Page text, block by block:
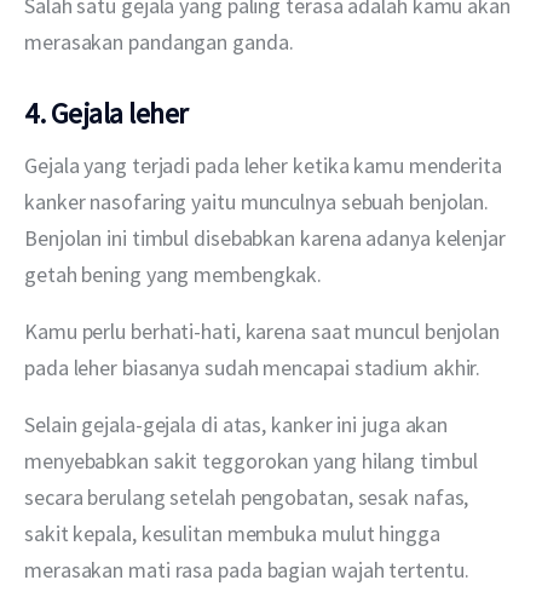
merasakan pandangan ganda.
4. Gejala leher
Gejala yang terjadi pada leher ketika kamu menderita
kanker nasofaring yaitu munculnya sebuah benjolan.
Benjolan ini timbul disebabkan karena adanya kelenjar
getah bening yang membengkak.
Kamu perlu berhati-hati, karena saat muncul benjolan
pada leher biasanya sudah mencapai stadium akhir.
Selain gejala-gejala di atas, kanker ini juga akan
menyebabkan sakit teggorokan yang hilang timbul
secara berulang setelah pengobatan, sesak nafas,
sakit kepala, kesulitan membuka mulut hingga
merasakan mati rasa pada bagian wajah tertentu.